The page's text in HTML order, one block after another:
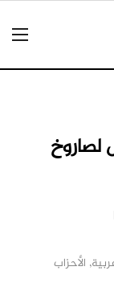
لصاروخ
, الأحزاب